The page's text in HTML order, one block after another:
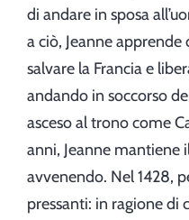
di andare in sposa
a ciò, Jeanne apprende
salvare la Francia e
andando in soccorso
asceso al trono come
anni, Jeanne mantiene
avvenendo. Nel 1428,
pressanti: in ragione di